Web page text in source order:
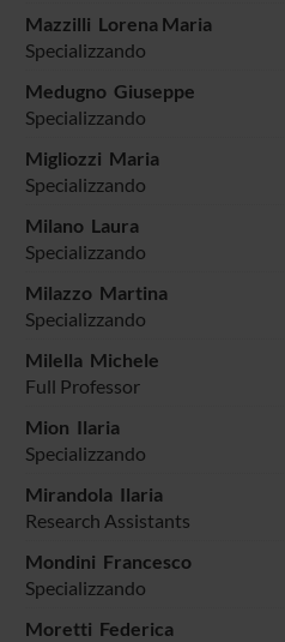
Mazzilli Lorena Maria
Specializzando
Medugno Giuseppe
Specializzando
Migliozzi Maria
Specializzando
Milano Laura
Specializzando
Milazzo Martina
Specializzando
Milella Michele
Full Professor
Mion Ilaria
Specializzando
Mirandola Ilaria
Research Assistants
Mondini Francesco
Specializzando
Moretti Federica